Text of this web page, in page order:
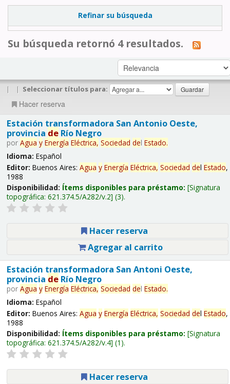
Refinar su búsqueda
Su búsqueda retornó 4 resultados.
| | Seleccionar títulos para:
Hacer reserva
Estación transformadora San Antonio Oeste,
provincia deRío Negro
por Agua y Energía Eléctrica, Sociedad del Estado.
Idioma: Español
Editor: Buenos Aires: Agua y Energía Eléctrica, Sociedad del Estado,
1988
Disponibilidad: Ítems disponibles para préstamo: Signatura
topográfica: 621.374.5/A282/v.2 (3).
Hacer reserva
Agregar al carrito
Estación transformadora San Antoni Oeste,
provincia deRío Negro
por Agua y Energía Eléctrica, Sociedad del Estado.
Idioma: Español
Editor: Buenos Aires: Agua y Energía Eléctrica, Sociedad del Estado,
1988
Disponibilidad: Ítems disponibles para préstamo: Signatura
topográfica: 621.374.5/A282/v.4 (1).
Hacer reserva